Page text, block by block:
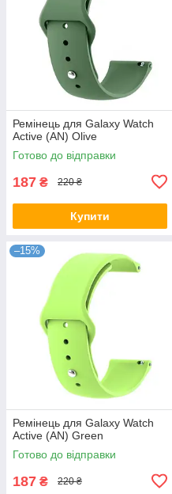
Ремінець для Galaxy Watch
Active (AN) Olive
Готово до відправки
187 ₴ 220 ₴
Купити
–15%
Ремінець для Galaxy Watch
Active (AN) Green
Готово до відправки
187 ₴ 220 ₴